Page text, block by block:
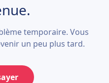
temporaire. Vous
un peu plus tard.